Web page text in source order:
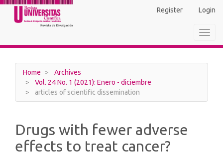
Main
Navigation
Main
Sidebar
Register Login
Home
Archives
Vol. 24 No. 1 (2021): Enero - diciembre
articles of scientific dissemination
Drugs with fewer adverse
effects to treat cancer?